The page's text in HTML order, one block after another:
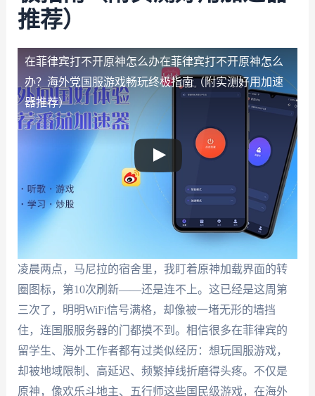
推荐）
在菲律宾打不开原神怎么办在菲律宾打不开原神怎么
办？海外党国服游戏畅玩终极指南（附实测好用加速
器推荐）
凌晨两点，马尼拉的宿舍里，我盯着原神加载界面的转
圈图标，第10次刷新——还是连不上。这已经是这周第
三次了，明明WiFi信号满格，却像被一堵无形的墙挡
住，连国服服务器的门都摸不到。相信很多在菲律宾的
留学生、海外工作者都有过类似经历：想玩国服游戏，
却被地域限制、高延迟、频繁掉线折磨得头疼。不仅是
原神，像欢乐斗地主、五行师这些国民级游戏，在海外